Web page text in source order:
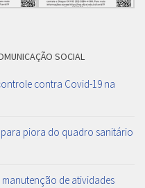
SOCIAL
contra Covid-19 na
piora do quadro sanitário
manutenção de atividades